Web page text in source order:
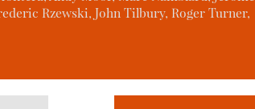
Rzewski, John Tilbury, Roger Turner,